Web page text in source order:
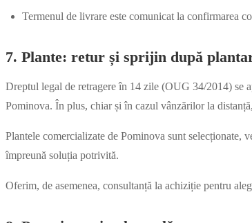
Termenul de livrare este comunicat la confirmarea
7. Plante: retur și sprijin după
Dreptul legal de retragere în 14 zile (OUG 34/2014) se
Pominova. În plus, chiar și în cazul vânzărilor la
Plantele comercializate de Pominova sunt selecționate,
împreună soluția potrivită.
Oferim, de asemenea, consultanță la achiziție pentru